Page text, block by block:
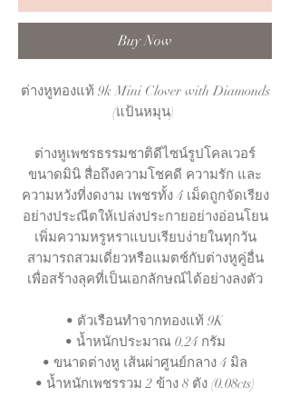
Buy Now
ต่างหูทองแท้ 9k Mini Clover with Diamonds
(แป้นหมุน)
ต่างหูเพชรธรรมชาติดีไซน์รูปโคลเวอร์
ขนาดมินิ สื่อถึงความโชคดี ความรัก และ
ความหวังที่งดงาม เพชรทั้ง 4 เม็ดถูกจัดเรียง
อย่างประณีตให้เปล่งประกายอย่างอ่อนโยน
เพิ่มความหรูหราแบบเรียบง่ายในทุกวัน
สามารถสวมเดี่ยวหรือแมตช์กับต่างหูคู่อื่น
เพื่อสร้างลุคที่เป็นเอกลักษณ์ได้อย่างลงตัว
• ตัวเรือนทำจากทองแท้ 9K
• น้ำหนักประมาณ 0.24 กรัม
• ขนาดต่างหู เส้นผ่าศูนย์กลาง 4 มิล
• น้ำหนักเพชรรวม 2 ข้าง 8 ตัง (0.08cts)